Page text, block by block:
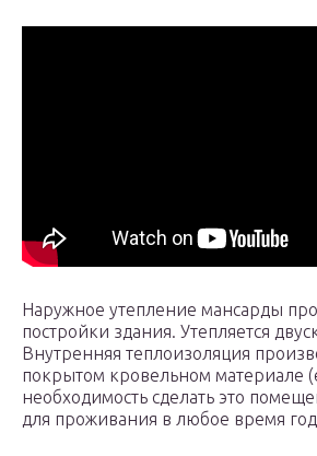
Наружное утепление мансарды
постройки здания. Утепляется
Внутренняя теплоизоляция
покрытом кровельном материале
необходимость сделать это
для проживания в любое время